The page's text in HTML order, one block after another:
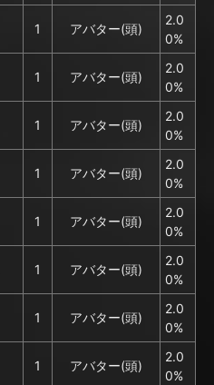
1 アバター(頭)
2.0
0%
1 アバター(頭)
2.0
0%
1 アバター(頭)
2.0
0%
1 アバター(頭)
2.0
0%
1 アバター(頭)
2.0
0%
1 アバター(頭)
2.0
0%
1 アバター(頭)
2.0
0%
1 アバター(頭)
2.0
0%